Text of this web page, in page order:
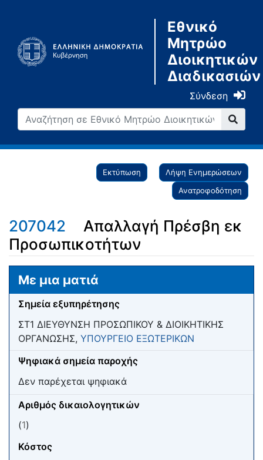
Εθνικό
Μητρώο
Διοικητικών
Διαδικασιών
Σύνδεση
Εκτύπωση
Λήψη Ενημερώσεων
Ανατροφοδότηση
207042
Απαλλαγή Πρέσβη εκ
Προσωπικοτήτων
Μετάβαση σε: πλοήγηση
Με μια ματιά
Σημεία εξυπηρέτησης
ΣΤ1 ΔΙΕΥΘΥΝΣΗ ΠΡΟΣΩΠΙΚΟΥ & ΔΙΟΙΚΗΤΙΚΗΣ
ΟΡΓΑΝΩΣΗΣ, ΥΠΟΥΡΓΕΙΟ ΕΞΩΤΕΡΙΚΩΝ
Ψηφιακά σημεία παροχής
Δεν παρέχεται ψηφιακά
Αριθμός δικαιολογητικών
(1)
Κόστος